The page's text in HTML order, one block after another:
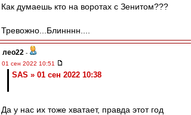
Как думаешь кто на воротах с Зенитом???
Тревожно...Блинннн....
лео22 -
01 сен 2022 10:51
SAS » 01 сен 2022 10:38
Да у нас их тоже хватает, правда этот год